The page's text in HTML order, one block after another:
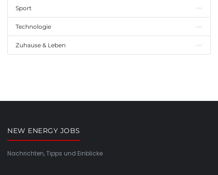
Sport
Technologie
Zuhause & Leben
NEW ENERGY JOBS
Nachrichten, Tipps und Einblicke